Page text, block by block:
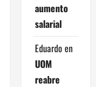
aumento
salarial
Eduardo en
UOM
reabre